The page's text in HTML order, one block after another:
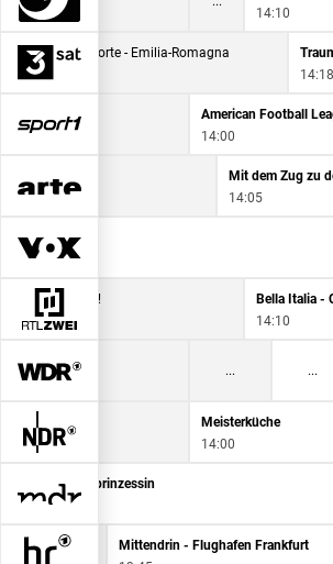
14:10
Traumorte - Emilia-Romagna
14:18
American Football
14:00
Pop: Madonna
Mit dem Zug zu
14:05
- Voll lecker!
Bella Italia -
14:10
Check:
Meisterküche
14:00
Die Gänseprinzessin
13:30
Mittendrin - Flughafen Frankfurt